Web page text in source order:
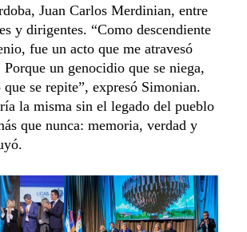
Juan Carlos Merdinian, entre
y dirigentes. “Como descendiente
fue un acto que me atravesó
un genocidio que se niega,
se repite”, expresó Simonian.
la misma sin el legado del pueblo
que nunca: memoria, verdad y